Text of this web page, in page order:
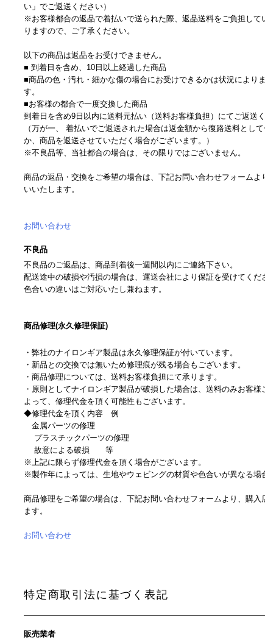
い」でご返送ください）
※お客様都合の返品で着払いで送られた際、返品送料をご負担し
りますので、ご了承ください。
以下の商品は返品をお受けできません。
■ 到着日を含め、10日以上経過した商品
■商品の色・汚れ・細かな傷の場合にお受けできるかは状況により
す。
■お客様の都合で一度交換した商品
到着日を含め9日以内に送料元払い（送料お客様負担）にてご返送く
（万が一、 着払いでご返送された場合は返金額から復路送料とし
か、商品を返送させていただく場合がございます。）
※不良品等、当社都合の場合は、その限りではございません。
商品の返品・交換をご希望の場合は、下記お問い合わせフォーム
いいたします。
お問い合わせ
不良品
不良品のご返品は、商品到着後一週間以内にご連絡下さい。
配送途中の破損や汚損の場合は、運送会社により保証を受けてくだ
色合いの違いはご対応いたし兼ねます。
商品修理(永久修理保証)
・弊社のナイロンギア製品は永久修理保証が付いています。
・新品との交換では無いため修理痕が残る場合もございます。
・商品修理については、送料お客様負担にて承ります。
・原則としてナイロンギア製品が破損した場合は、送料のみお客
よって、修理代金を頂く可能性もございます。
◆修理代金を頂く内容 例
金属パーツの修理
プラスチックパーツの修理
故意による破損 等
※上記に限らず修理代金を頂く場合がございます。
※製作年によっては、生地やウェビングの材質や色合いが異なる場
商品修理をご希望の場合は、下記お問い合わせフォームより、購
ます。
お問い合わせ
特定商取引法に基づく表記
販売業者